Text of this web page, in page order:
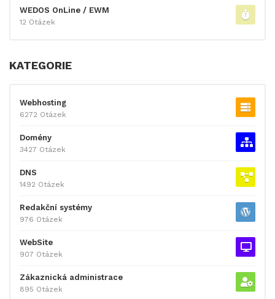
WEDOS OnLine / EWM
12 Otázek
KATEGORIE
Webhosting
6272 Otázek
Domény
3427 Otázek
DNS
1492 Otázek
Redakční systémy
976 Otázek
WebSite
907 Otázek
Zákaznická administrace
895 Otázek